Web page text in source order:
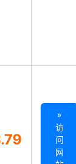
»
访
问
网